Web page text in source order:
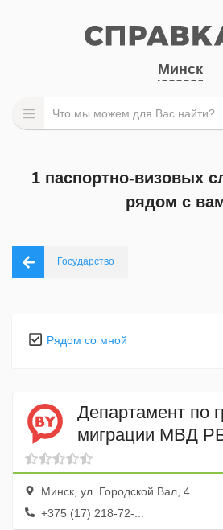
Минск
1 паспортно-визовых
рядом с
Государство
Рядом со мной
Департамент по
миграции МВД
Минск, ул. Городской Вал, 4
+375 (17) 218-72-...